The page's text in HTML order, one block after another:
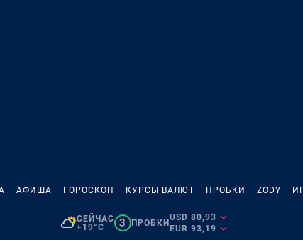
АФИША ГОРОСКОП КУРСЫ ВАЛЮТ ПРОБКИ ZODY
СЕЙЧАС
+19°C
3 ПРОБКИ
USD 80,93
EUR 93,19